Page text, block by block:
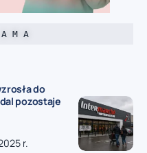
M A
do
pozostaje
r.